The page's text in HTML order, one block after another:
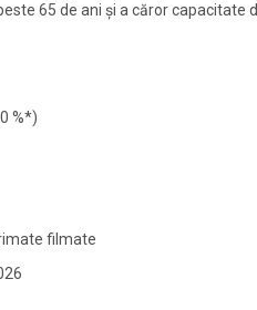
65 de ani şi a căror
%*)
filmate